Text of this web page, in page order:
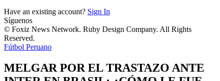
Have an existing account? Sign In
Síguenos
© Foxiz News Network. Ruby Design Company. All Rights
Reserved.
Fútbol Peruano
MELGAR POR EL TRASTAZO ANTE